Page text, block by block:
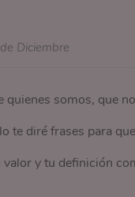
Diciembre
somos, que
te diré frases para
y tu definición